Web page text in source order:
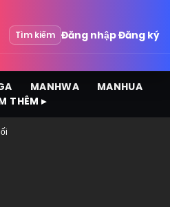
Tìm kiếm Đăng nhậpĐăng ký
MANHWA
MANHUA
THÊM ▸